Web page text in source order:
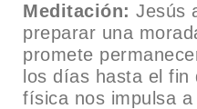
Meditación: Jesús
preparar una
promete
los días hasta el
física nos impulsa